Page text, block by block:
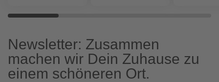
Newsletter: Zusammen
machen wir Dein Zuhause zu
einem schöneren Ort.